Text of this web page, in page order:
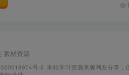
素材资源
号-5 本站学习资源来源网友分享，